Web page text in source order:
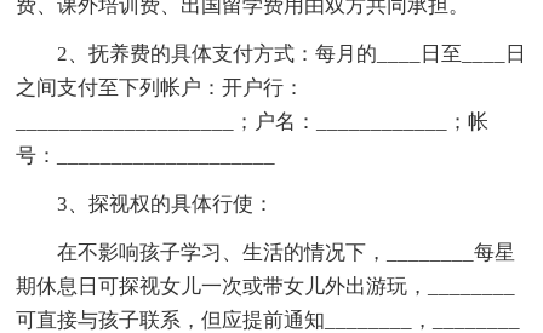
费、课外培训费、出国留学费用由双方共同承担。
2、抚养费的具体支付方式：每月的____日至____日
之间支付至下列帐户：开户行：
____________________；户名：____________；帐
号：____________________
3、探视权的具体行使：
在不影响孩子学习、生活的情况下，________每星
期休息日可探视女儿一次或带女儿外出游玩，________
可直接与孩子联系，但应提前通知________，________